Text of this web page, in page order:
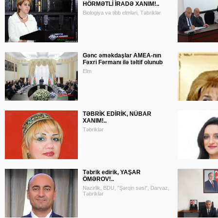
HÖRMƏTLİ İRADƏ XANIM!..
Biologiya və tibb elmləri, Təbriklər
Gənc əməkdaşlar AMEA-nın
Fəxri Fərmanı ilə təltif olunub
Elm
TƏBRİK EDİRİK, NÜBAR
XANIM!..
Təbriklər
Təbrik edirik, YAŞAR
ÖMƏROV!..
Nazirlik, BDU, "Şərqin səsi", Darvaz,
Təbriklər